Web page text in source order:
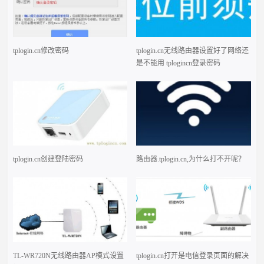
tplogin.cn修改密码
tplogin.cn无线路由器设置好了网络还
是不能用 tplogincn登录密码
tplogin.cn创建登陆密码 路由器.tplogin.cn,为什么打不开呢？
TL-WR720N无线路由器AP模式设置
tplogin.cn打开是电信登录页面的解决